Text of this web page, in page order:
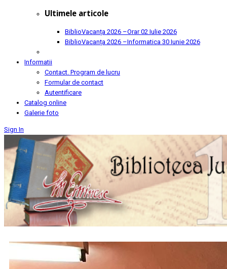
Ultimele articole
BiblioVacanța 2026 –Orar02 Iulie 2026
BiblioVacanța 2026 –Informatica 30 Iunie 2026
Informatii
Contact. Program de lucru
Formular de contact
Autentificare
Catalog online
Galerie foto
Sign In